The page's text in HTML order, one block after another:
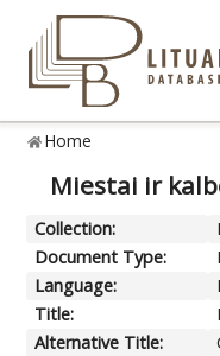
Home
Miestai ir
Collection:
Document Type:
Language:
Title:
Alternative Title: